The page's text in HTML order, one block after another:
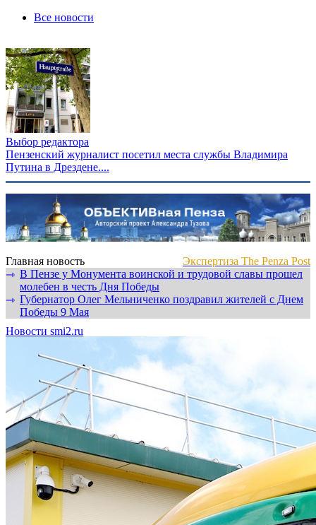
Все новости
Выбор редактора
Пензенский журналист посетил места службы Владимира
Путина в Дрездене....
Главная новость
Экспертиза The Penza Post
⇾ В Пензе у Монумента воинской и трудовой славы прошел
молебен в честь Дня Победы
⇾ Губернатор Олег Мельниченко поздравил жителей с Днем
Победы 9 Мая
Новости smi2.ru